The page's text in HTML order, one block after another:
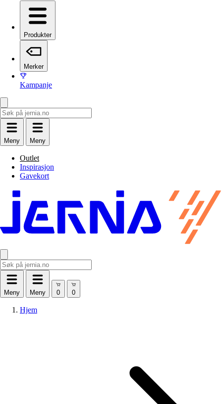
Produkter
Merker
Kampanje
Meny Meny
Outlet
Inspirasjon
Gavekort
Meny Meny
Hjem